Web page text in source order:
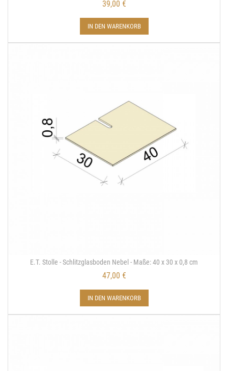
39,00 €
IN DEN WARENKORB
E.T. Stolle - Schlitzglasboden Nebel - Maße: 40 x 30 x 0,8 cm
47,00 €
IN DEN WARENKORB